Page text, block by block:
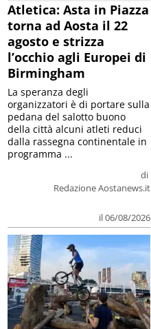
Atletica: Asta in Piazza
torna ad Aosta il 22
agosto e strizza
l’occhio agli Europei di
Birmingham
di
Redazione Aostanews.it
il 06/08/2026
La speranza degli
organizzatori è di portare sulla
pedana del salotto buono
della città alcuni atleti reduci
dalla rassegna continentale in
programma ...